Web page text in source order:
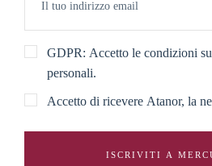
GDPR: Accetto le condizioni
personali.
Accetto di ricevere Atanor, la
ISCRIVITI A